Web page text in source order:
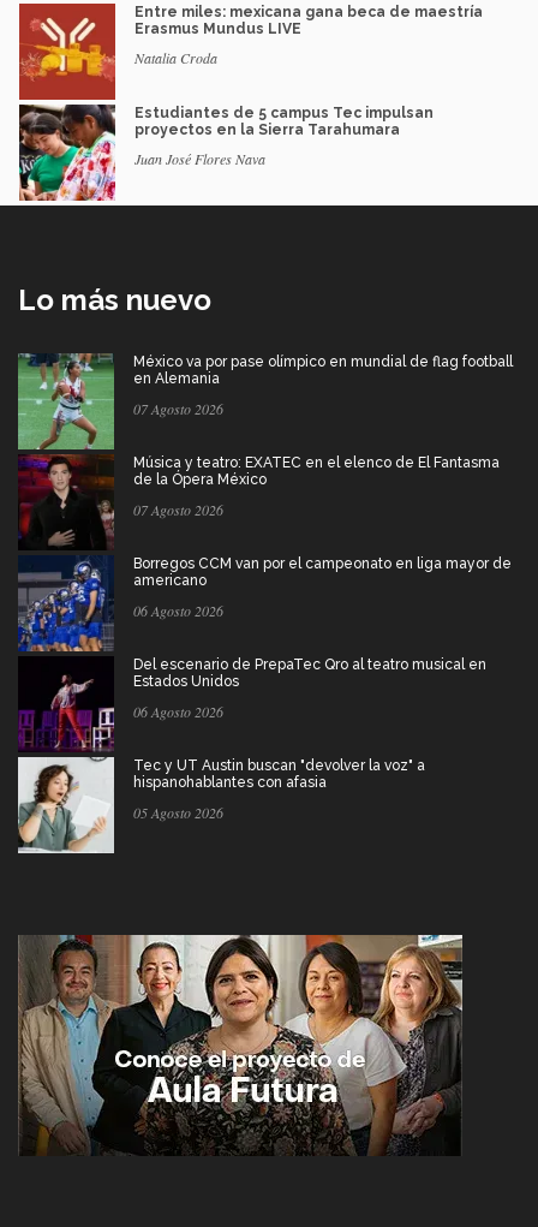
Entre miles: mexicana gana beca de maestría
Erasmus Mundus LIVE
Natalia Croda
Estudiantes de 5 campus Tec impulsan
proyectos en la Sierra Tarahumara
Juan José Flores Nava
Lo más nuevo
México va por pase olímpico en mundial de flag football
en Alemania
07 Agosto 2026
Música y teatro: EXATEC en el elenco de El Fantasma
de la Ópera México
07 Agosto 2026
Borregos CCM van por el campeonato en liga mayor de
americano
06 Agosto 2026
Del escenario de PrepaTec Qro al teatro musical en
Estados Unidos
06 Agosto 2026
Tec y UT Austin buscan "devolver la voz" a
hispanohablantes con afasia
05 Agosto 2026